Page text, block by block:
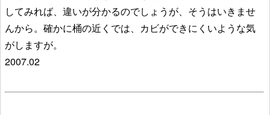
してみれば、違いが分かるのでしょうが、そうはいきませ
んから。確かに桶の近くでは、カビができにくいような気
がしますが。
2007.02